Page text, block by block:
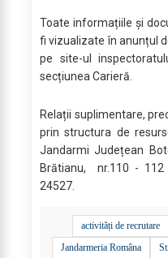
Toate informațiile și
fi vizualizate în anunțul
pe site-ul
secțiunea Carieră.
Relații suplimentare,
prin structura de
Jandarmi Județean
Brătianu, nr.110 -
24527.
activități de recrutare
Jandarmeria Româna